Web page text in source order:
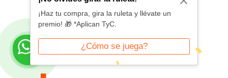
¡Haz tu compra, gira la ruleta y llévate un
premio! 🎁 *Aplican TyC.
¿Cómo se juega?